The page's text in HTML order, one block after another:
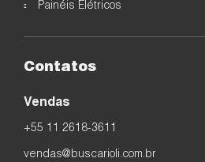
Painéis Elétricos
Contatos
Vendas
+55 11 2618-3611
vendas@buscarioli.com.br